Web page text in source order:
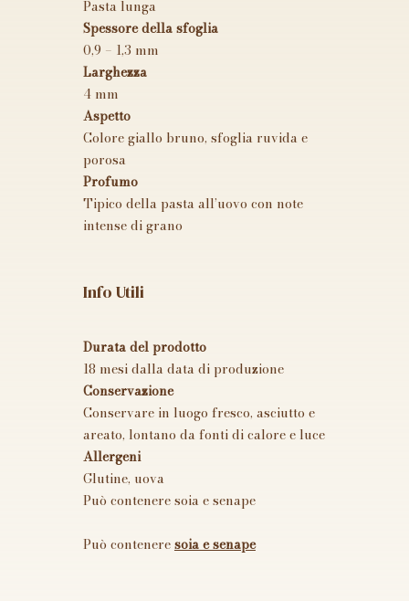
VAI ALLO SHOP
Pasta lunga
Spessore della sfoglia
0,9 – 1,3 mm
Larghezza
4 mm
Aspetto
Colore giallo bruno, sfoglia ruvida e
porosa
Profumo
Tipico della pasta all’uovo con note
intense di grano
Info Utili
Durata del prodotto
18 mesi dalla data di produzione
Conservazione
Conservare in luogo fresco, asciutto e
areato, lontano da fonti di calore e luce
Allergeni
Glutine, uova
Può contenere soia e senape
Può conteneresoia e senape